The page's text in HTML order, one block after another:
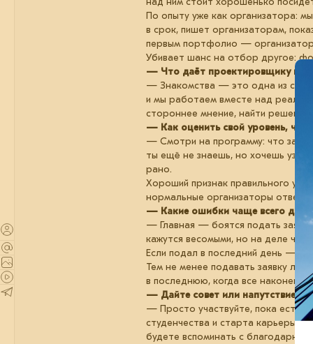
По опыту уже как организатора:
в срок, пишет организаторам,
первым портфолио —
Убивает шанс на отбор другое:
— Что даёт проектировщику
— Знакомства — это одна из
и мы работаем вместе над
стороннее мнение, найти решение
— Как оценить свой уровень,
— Смотри на программу: что
ты ещё не знаешь, но хочешь
рано.
Хороший признак правильного
нормальные организаторы
— Какие ошибки чаще всего
— Главная — боятся подать
кажутся весомыми, но на деле
Если подал в последний день —
Тем не менее подавать заявку
в последнюю, когда все наконец
— Дайте совет или напутствие
— Просто участвуйте, пока есть
студенчества и старта карьеры.
будете вспоминать с